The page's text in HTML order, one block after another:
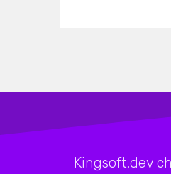
Kingsoft.dev